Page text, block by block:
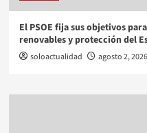
El PSOE fija sus objetivos
renovables y protección del
soloactualidad agosto 2, 2026